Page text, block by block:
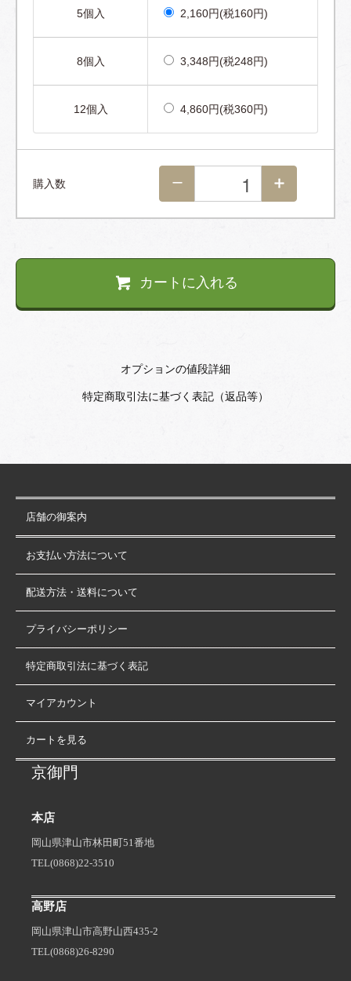
5個入 2,160円(税160円)
8個入 3,348円(税248円)
12個入 4,860円(税360円)
購入数
カートに入れる
オプションの値段詳細
特定商取引法に基づく表記（返品等）
店舗の御案内
お支払い方法について
配送方法・送料について
プライバシーポリシー
特定商取引法に基づく表記
マイアカウント
カートを見る
京御門
本店
岡山県津山市林田町51番地
TEL(0868)22-3510
高野店
岡山県津山市高野山西435-2
TEL(0868)26-8290